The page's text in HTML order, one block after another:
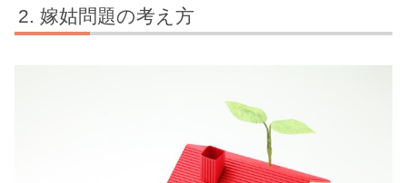
嫁姑問題の考え方